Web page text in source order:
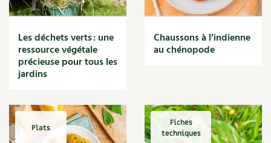
Menace
Mésange
Microflore
Migraine
Mode de culture
Montagne
Moutarde
Multiplication
Les déchets verts : une
ressource végétale
précieuse pour tous les
jardins
Chaussons à l’indienne
au chénopode
Plats
Fiches
techniques